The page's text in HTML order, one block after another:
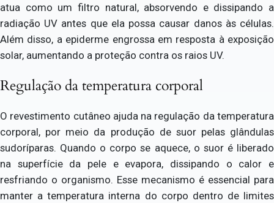
atua como um filtro natural, absorvendo e dissipando a
radiação UV antes que ela possa causar danos às células.
Além disso, a epiderme engrossa em resposta à exposição
solar, aumentando a proteção contra os raios UV.
Regulação da temperatura corporal
O revestimento cutâneo ajuda na regulação da temperatura
corporal, por meio da produção de suor pelas glândulas
sudoríparas. Quando o corpo se aquece, o suor é liberado
na superfície da pele e evapora, dissipando o calor e
resfriando o organismo. Esse mecanismo é essencial para
manter a temperatura interna do corpo dentro de limites